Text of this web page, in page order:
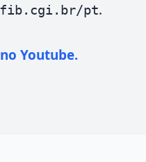
pt.
Youtube.